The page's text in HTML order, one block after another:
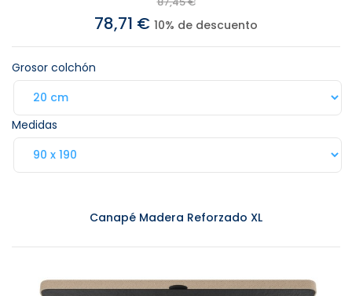
78,71 € 10% de descuento
Grosor colchón
Medidas
Canapé Madera Reforzado XL